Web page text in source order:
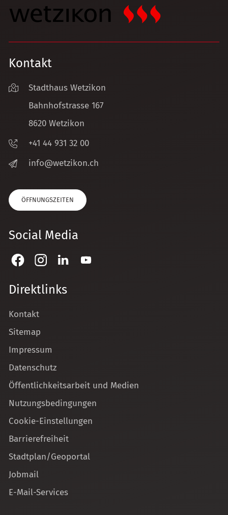
Kontakt
Stadthaus Wetzikon
Bahnhofstrasse 167
8620 Wetzikon
+41 44 931 32 00
nf
w tz k n ch
ÖFFNUNGSZEITEN
Social Media
Direktlinks
Kontakt
Sitemap
Impressum
Datenschutz
Öffentlichkeitsarbeit und Medien
Nutzungsbedingungen
Cookie-Einstellungen
Barrierefreiheit
Stadtplan/Geoportal
Jobmail
E-Mail-Services